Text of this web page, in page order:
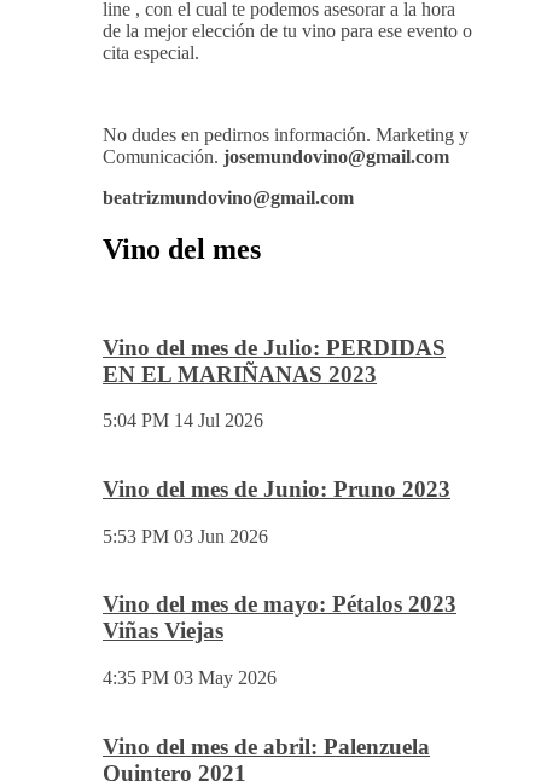
line , con el cual te podemos asesorar a la hora
de la mejor elección de tu vino para ese evento o
cita especial.
No dudes en pedirnos información. Marketing y
Comunicación. josemundovino@gmail.com
beatrizmundovino@gmail.com
Vino del mes
Vino del mes de Julio: PERDIDAS
EN EL MARIÑANAS 2023
5:04 PM 14 Jul 2026
Vino del mes de Junio: Pruno 2023
5:53 PM 03 Jun 2026
Vino del mes de mayo: Pétalos 2023
Viñas Viejas
4:35 PM 03 May 2026
Vino del mes de abril: Palenzuela
Quintero 2021